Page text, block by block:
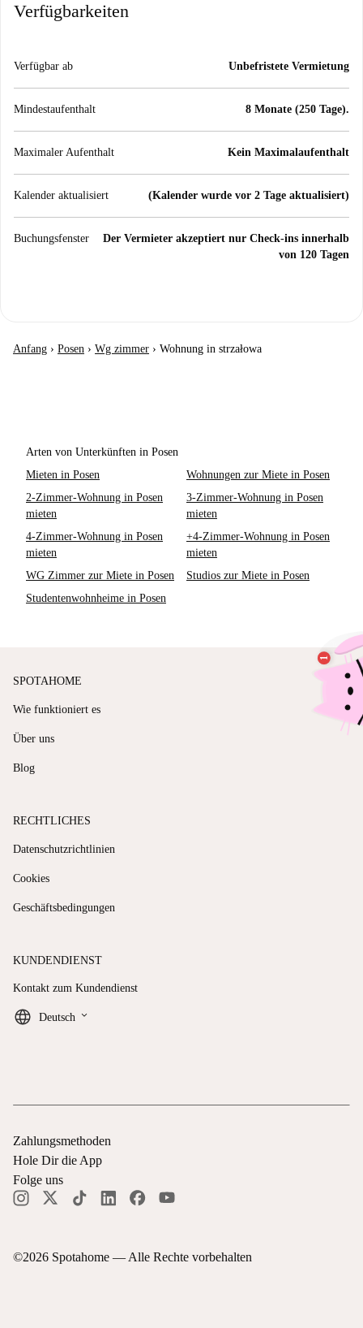
Verfügbarkeiten
Verfügbar ab Unbefristete Vermietung
Mindestaufenthalt 8 Monate (250 Tage).
Maximaler Aufenthalt Kein Maximalaufenthalt
Kalender aktualisiert (Kalender wurde vor 2 Tage aktualisiert)
Buchungsfenster
Der Vermieter akzeptiert nur Check-ins innerhalb
von 120 Tagen
Anfang › Posen › Wg zimmer › Wohnung in strzałowa
Arten von Unterkünften in Posen
Mieten in Posen
Wohnungen zur Miete in Posen
2-Zimmer-Wohnung in Posen
mieten
3-Zimmer-Wohnung in Posen
mieten
4-Zimmer-Wohnung in Posen
mieten
+4-Zimmer-Wohnung in Posen
mieten
WG Zimmer zur Miete in Posen
Studios zur Miete in Posen
Studentenwohnheime in Posen
SPOTAHOME
Wie funktioniert es
Über uns
Blog
RECHTLICHES
Datenschutzrichtlinien
Cookies
Geschäftsbedingungen
KUNDENDIENST
Kontakt zum Kundendienst
Deutsch keyboard_arrow_down
©2026 Spotahome — Alle Rechte vorbehalten
Zahlungsmethoden
Hole Dir die App
Folge uns